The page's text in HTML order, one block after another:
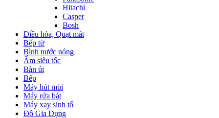
Hitachi
Casper
Bosh
Điều hòa, Quạt mát
Bếp từ
Bình nước nóng
Ấm siêu tốc
Bàn ủi
Bếp
Máy hút mùi
Máy rửa bát
Máy xay sinh tố
Đồ Gia Dụng